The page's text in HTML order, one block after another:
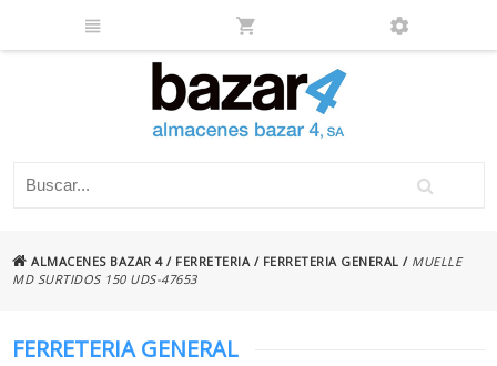
ALMACENES BAZAR 4/ FERRETERIA / FERRETERIA GENERAL / MUELLE
MD SURTIDOS 150 UDS-47653
FERRETERIA GENERAL